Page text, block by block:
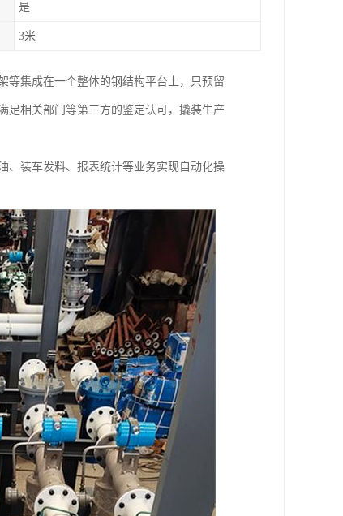
是
3米
等集成在一个整体的钢结构平台上，只预留
足相关部门等第三方的鉴定认可，撬装生产
、装车发料、报表统计等业务实现自动化操